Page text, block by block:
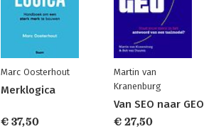
Marc Oosterhout
Merklogica
€ 37,50
Martin van
Kranenburg
Van SEO naar GEO
€ 27,50